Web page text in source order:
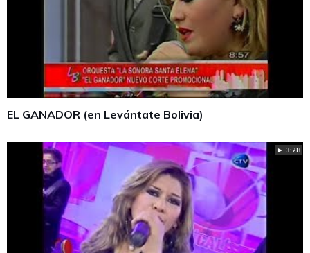
EL GANADOR (en Levántate Bolivia)
► 3:28